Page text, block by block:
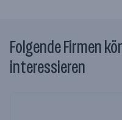
Folgende Firmen
interessieren